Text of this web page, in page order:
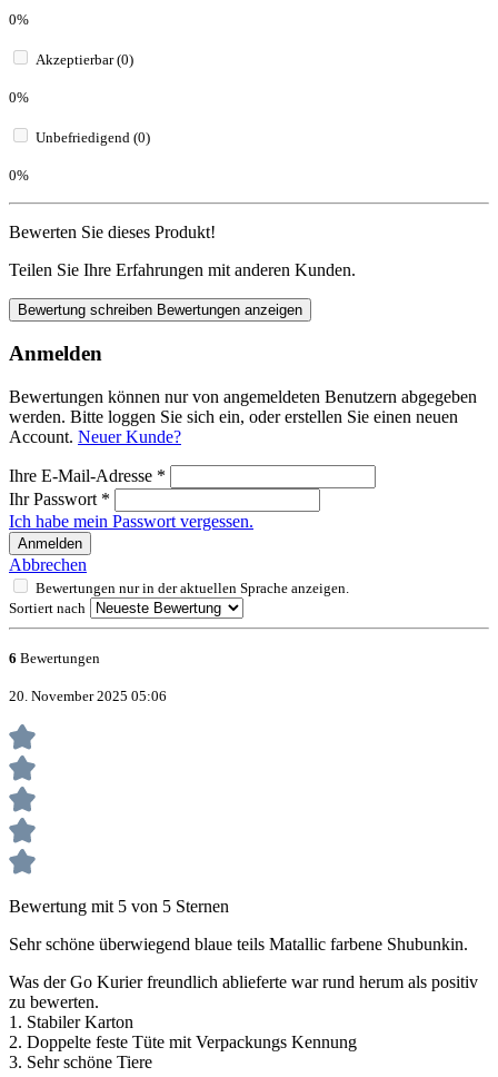
0%
Akzeptierbar (0)
0%
Unbefriedigend (0)
0%
Bewerten Sie dieses Produkt!
Teilen Sie Ihre Erfahrungen mit anderen Kunden.
Bewertung schreiben Bewertungen anzeigen
Anmelden
Bewertungen können nur von angemeldeten Benutzern abgegeben
werden. Bitte loggen Sie sich ein, oder erstellen Sie einen neuen
Account. Neuer Kunde?
Ihre E-Mail-Adresse *
Ihr Passwort *
Ich habe mein Passwort vergessen.
Anmelden
Abbrechen
Bewertungen nur in der aktuellen Sprache anzeigen.
Sortiert nach
6 Bewertungen
20. November 2025 05:06
Bewertung mit 5 von 5 Sternen
Sehr schöne überwiegend blaue teils Matallic farbene Shubunkin.
Was der Go Kurier freundlich ablieferte war rund herum als positiv
zu bewerten.
1. Stabiler Karton
2. Doppelte feste Tüte mit Verpackungs Kennung
3. Sehr schöne Tiere